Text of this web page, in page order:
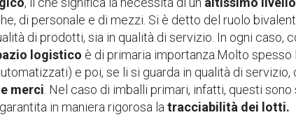
di personale e di mezzi. Si è detto del ruolo
di prodotti, sia in qualità di servizio. In ogni caso,
logistico è di primaria importanza.Molto
e poi, se li si guarda in qualità di
merci . Nel caso di imballi primari, infatti, questi
in maniera rigorosa latracciabilità dei lotti.